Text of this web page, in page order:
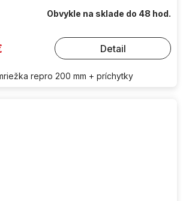
Obvykle na sklade do 48 hod.
Detail
repro 200 mm + príchytky